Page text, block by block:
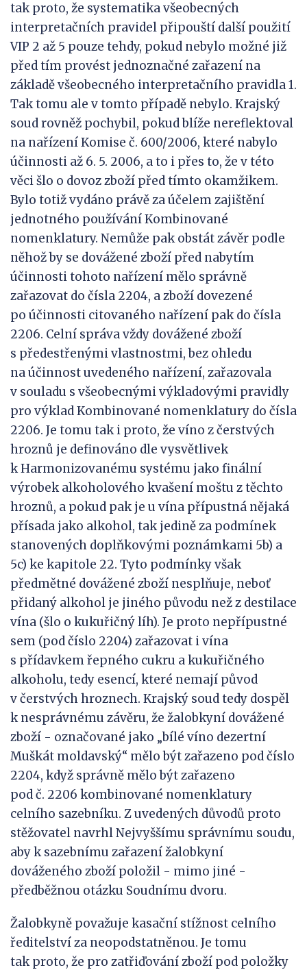
tak proto, že systematika všeobecných
interpretačních pravidel připouští další použití
VIP 2 až 5 pouze tehdy, pokud nebylo možné již
před tím provést jednoznačné zařazení na
základě všeobecného interpretačního pravidla 1.
Tak tomu ale v tomto případě nebylo. Krajský
soud rovněž pochybil, pokud blíže nereflektoval
na nařízení Komise č. 600/2006, které nabylo
účinnosti až 6. 5. 2006, a to i přes to, že v této
věci šlo o dovoz zboží před tímto okamžikem.
Bylo totiž vydáno právě za účelem zajištění
jednotného používání Kombinované
nomenklatury. Nemůže pak obstát závěr podle
něhož by se dovážené zboží před nabytím
účinnosti tohoto nařízení mělo správně
zařazovat do čísla 2204, a zboží dovezené
po účinnosti citovaného nařízení pak do čísla
2206. Celní správa vždy dovážené zboží
s předestřenými vlastnostmi, bez ohledu
na účinnost uvedeného nařízení, zařazovala
v souladu s všeobecnými výkladovými pravidly
pro výklad Kombinované nomenklatury do čísla
2206. Je tomu tak i proto, že víno z čerstvých
hroznů je definováno dle vysvětlivek
k Harmonizovanému systému jako finální
výrobek alkoholového kvašení moštu z těchto
hroznů, a pokud pak je u vína přípustná nějaká
přísada jako alkohol, tak jedině za podmínek
stanovených doplňkovými poznámkami 5b) a
5c) ke kapitole 22. Tyto podmínky však
předmětné dovážené zboží nesplňuje, neboť
přidaný alkohol je jiného původu než z destilace
vína (šlo o kukuřičný líh). Je proto nepřípustné
sem (pod číslo 2204) zařazovat i vína
s přídavkem řepného cukru a kukuřičného
alkoholu, tedy esencí, které nemají původ
v čerstvých hroznech. Krajský soud tedy dospěl
k nesprávnému závěru, že žalobkyní dovážené
zboží - označované jako „bílé víno dezertní
Muškát moldavský“ mělo být zařazeno pod číslo
2204, když správně mělo být zařazeno
pod č. 2206 kombinované nomenklatury
celního sazebníku. Z uvedených důvodů proto
stěžovatel navrhl Nejvyššímu správnímu soudu,
aby k sazebnímu zařazení žalobkyní
dováženého zboží položil - mimo jiné -
předběžnou otázku Soudnímu dvoru.
Žalobkyně považuje kasační stížnost celního
ředitelství za neopodstatněnou. Je tomu
tak proto, že pro zatřiďování zboží pod položky